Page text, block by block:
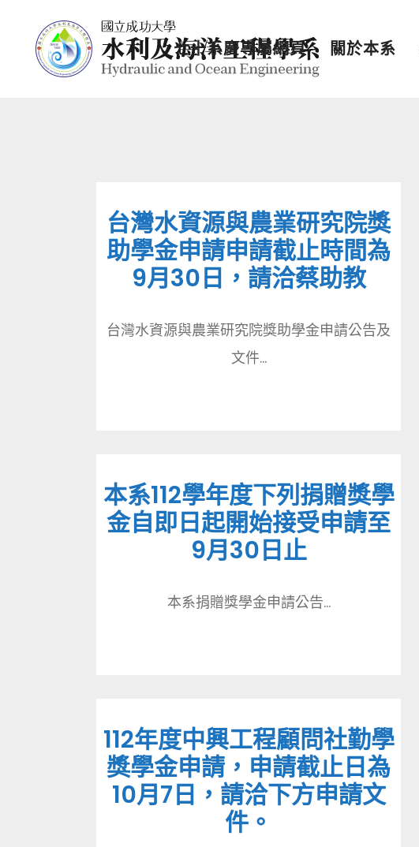
七十系慶專屬網頁 關於本系
台灣水資源與農業研究院獎
助學金申請申請截止時間為
9月30日，請洽蔡助教
台灣水資源與農業研究院獎助學金申請公告及
文件...
本系112學年度下列捐贈獎學
金自即日起開始接受申請至
9月30日止
本系捐贈獎學金申請公告...
112年度中興工程顧問社勤學
獎學金申請，申請截止日為
10月7日，請洽下方申請文
件。